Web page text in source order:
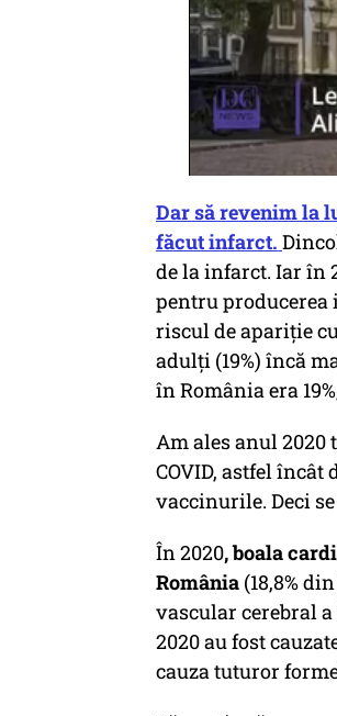
Dar să revenim la
făcut infarct.
de la infarct. Iar în
pentru
riscul de apariție
adulți (19%) încă
în România era
Am ales anul
COVID, astfel
vaccinurile. Deci
În 2020, boala
România (18,8%
vascular cerebral a
2020 au fost
cauza tuturor